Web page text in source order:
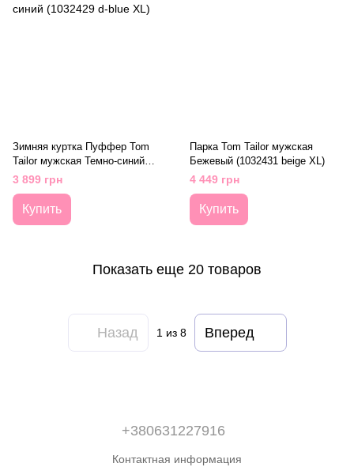
Зимняя куртка Пуффер Tom
Tailor мужская Темно-синий
(1032429 d-blue XL)
3 899 грн
Купить
Парка Tom Tailor мужская
Бежевый (1032431 beige XL)
4 449 грн
Купить
Показать еще 20 товаров
Назад 1 из 8 Вперед
+380631227916
Контактная информация